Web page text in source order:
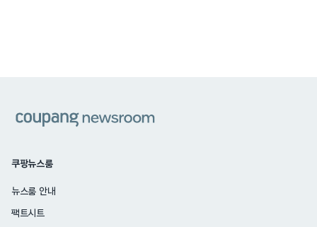
쿠팡뉴스룸
뉴스룸 안내
팩트시트